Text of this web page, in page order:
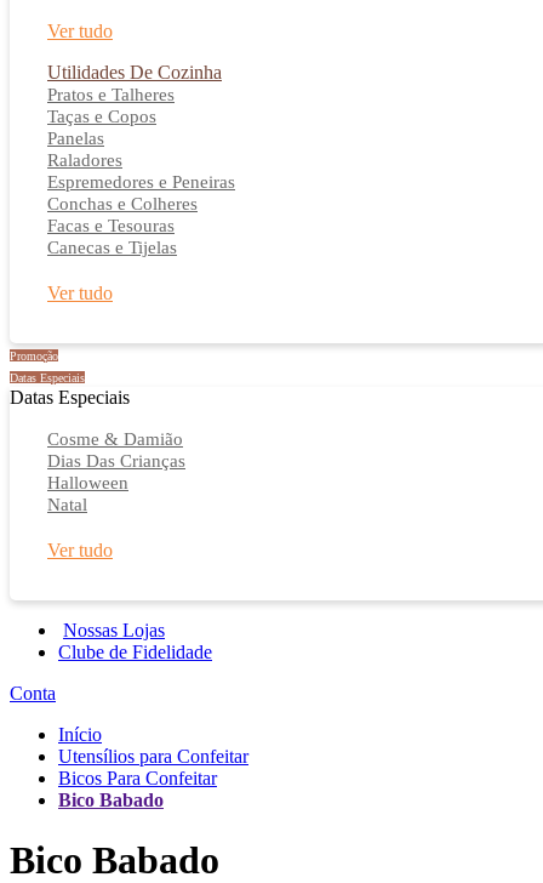
Ver tudo
Utilidades De Cozinha
Pratos e Talheres
Taças e Copos
Panelas
Raladores
Espremedores e Peneiras
Conchas e Colheres
Facas e Tesouras
Canecas e Tijelas
Ver tudo
Promoção
Datas Especiais
Datas Especiais
Cosme & Damião
Dias Das Crianças
Halloween
Natal
Ver tudo
Nossas Lojas
Clube de Fidelidade
Conta
Início
Utensílios para Confeitar
Bicos Para Confeitar
Bico Babado
Bico Babado